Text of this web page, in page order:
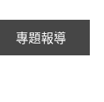
專題報導